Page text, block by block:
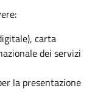
carta
dei servizi
la presentazione